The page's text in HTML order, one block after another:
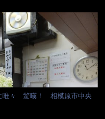
前回も、大しか食べていない
るのか？ この得サイズの木
～ この木桶サイズに、満々
に、麺が伸びてしまうだろ
まで、食べ進められるじゃな
に用意して、山葵も2つ。 そ
らない！ これだよ、こ
の方へ湯までも入ってしま
む現象ですな。 結局、伸び
になっている方への＜ご挨
は、大分廃れてしまってい
ど送った事は無い！（キッ
のは、官公庁や超大手企業戦
要は、ゴマスリ・・・てな
誕生→全国区（北海道と沖縄
店大手といっても過言では
を打っているので饂飩好きの
居るらしい・・ そんな大手
唯々 驚嘆！ 相模原市中央